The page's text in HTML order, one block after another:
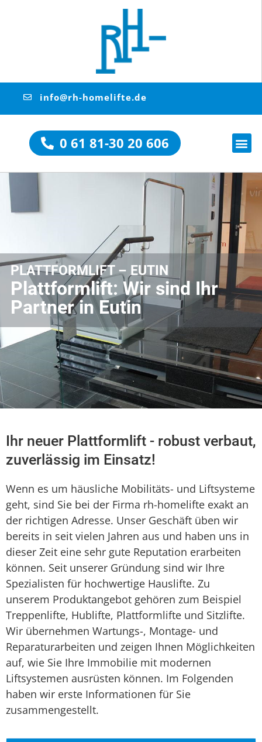
info@rh-homelifte.de
0 61 81-30 20 606
PLATTFORMLIFT – EUTIN
Plattformlift: Wir sind Ihr
Partner in Eutin
Ihr neuer Plattformlift - robust verbaut,
zuverlässig im Einsatz!
Wenn es um häusliche Mobilitäts- und Liftsysteme
geht, sind Sie bei der Firma rh-homelifte exakt an
der richtigen Adresse. Unser Geschäft üben wir
bereits in seit vielen Jahren aus und haben uns in
dieser Zeit eine sehr gute Reputation erarbeiten
können. Seit unserer Gründung sind wir Ihre
Spezialisten für hochwertige Hauslifte. Zu
unserem Produktangebot gehören zum Beispiel
Treppenlifte, Hublifte, Plattformlifte und Sitzlifte.
Wir übernehmen Wartungs-, Montage- und
Reparaturarbeiten und zeigen Ihnen Möglichkeiten
auf, wie Sie Ihre Immobilie mit modernen
Liftsystemen ausrüsten können. Im Folgenden
haben wir erste Informationen für Sie
zusammengestellt.